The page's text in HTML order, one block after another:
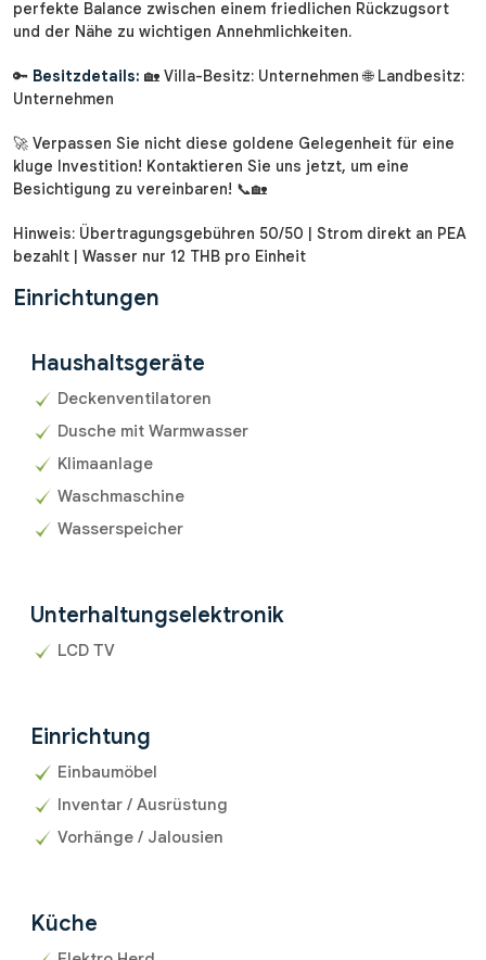
perfekte Balance zwischen einem friedlichen Rückzugsort
und der Nähe zu wichtigen Annehmlichkeiten.
🔑 Besitzdetails: 🏡 Villa-Besitz: Unternehmen 🌐 Landbesitz:
Unternehmen
🚀 Verpassen Sie nicht diese goldene Gelegenheit für eine
kluge Investition! Kontaktieren Sie uns jetzt, um eine
Besichtigung zu vereinbaren! 📞🏡
Hinweis: Übertragungsgebühren 50/50 | Strom direkt an PEA
bezahlt | Wasser nur 12 THB pro Einheit
Einrichtungen
Haushaltsgeräte
Deckenventilatoren
Dusche mit Warmwasser
Klimaanlage
Waschmaschine
Wasserspeicher
Unterhaltungselektronik
LCD TV
Einrichtung
Einbaumöbel
Inventar / Ausrüstung
Vorhänge / Jalousien
Küche